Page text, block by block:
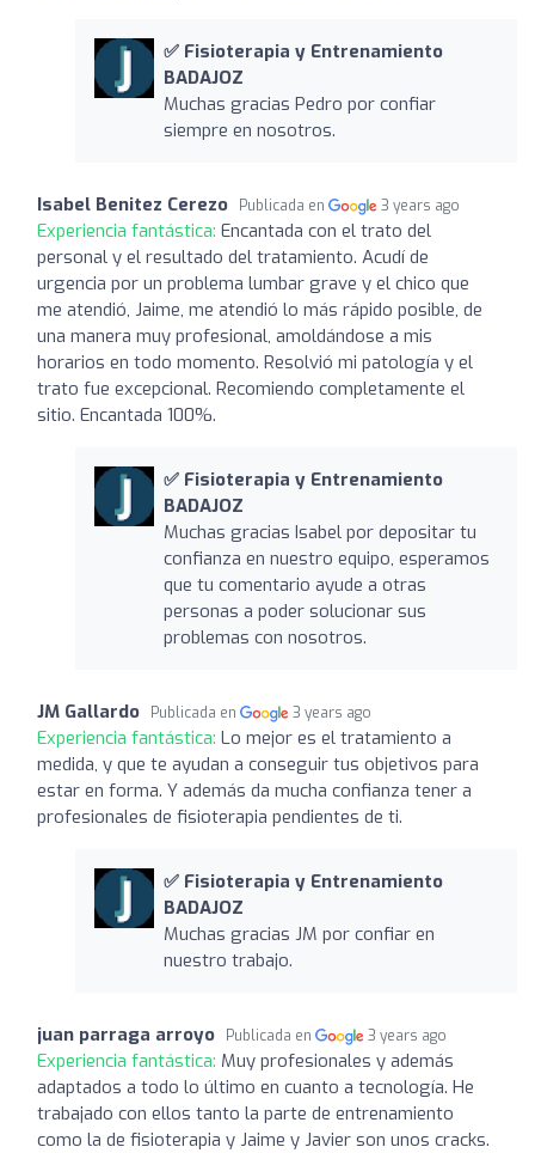
✅ Fisioterapia y Entrenamiento
BADAJOZ
Muchas gracias Pedro por confiar
siempre en nosotros.
Isabel Benitez Cerezo Publicada en 3 years ago
Experiencia fantástica: Encantada con el trato del
personal y el resultado del tratamiento. Acudí de
urgencia por un problema lumbar grave y el chico que
me atendió, Jaime, me atendió lo más rápido posible, de
una manera muy profesional, amoldándose a mis
horarios en todo momento. Resolvió mi patología y el
trato fue excepcional. Recomiendo completamente el
sitio. Encantada 100%.
✅ Fisioterapia y Entrenamiento
BADAJOZ
Muchas gracias Isabel por depositar tu
confianza en nuestro equipo, esperamos
que tu comentario ayude a otras
personas a poder solucionar sus
problemas con nosotros.
JM Gallardo Publicada en 3 years ago
Experiencia fantástica: Lo mejor es el tratamiento a
medida, y que te ayudan a conseguir tus objetivos para
estar en forma. Y además da mucha confianza tener a
profesionales de fisioterapia pendientes de ti.
✅ Fisioterapia y Entrenamiento
BADAJOZ
Muchas gracias JM por confiar en
nuestro trabajo.
juan parraga arroyo Publicada en 3 years ago
Experiencia fantástica: Muy profesionales y además
adaptados a todo lo último en cuanto a tecnología. He
trabajado con ellos tanto la parte de entrenamiento
como la de fisioterapia y Jaime y Javier son unos cracks.